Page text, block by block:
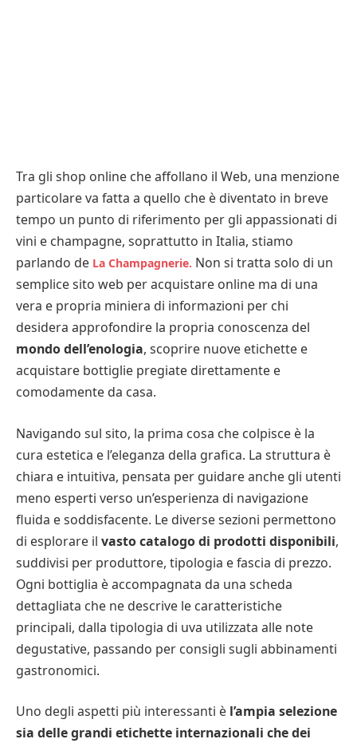
Tra gli shop online che affollano il Web, una menzione
particolare va fatta a quello che è diventato in breve
tempo un punto di riferimento per gli appassionati di
vini e champagne, soprattutto in Italia, stiamo
parlando de La Champagnerie. Non si tratta solo di un
semplice sito web per acquistare online ma di una
vera e propria miniera di informazioni per chi
desidera approfondire la propria conoscenza del
mondo dell’enologia, scoprire nuove etichette e
acquistare bottiglie pregiate direttamente e
comodamente da casa.
Navigando sul sito, la prima cosa che colpisce è la
cura estetica e l’eleganza della grafica. La struttura è
chiara e intuitiva, pensata per guidare anche gli utenti
meno esperti verso un’esperienza di navigazione
fluida e soddisfacente. Le diverse sezioni permettono
di esplorare il vasto catalogo di prodotti disponibili,
suddivisi per produttore, tipologia e fascia di prezzo.
Ogni bottiglia è accompagnata da una scheda
dettagliata che ne descrive le caratteristiche
principali, dalla tipologia di uva utilizzata alle note
degustative, passando per consigli sugli abbinamenti
gastronomici.
Uno degli aspetti più interessanti è l’ampia selezione
sia delle grandi etichette internazionali che dei